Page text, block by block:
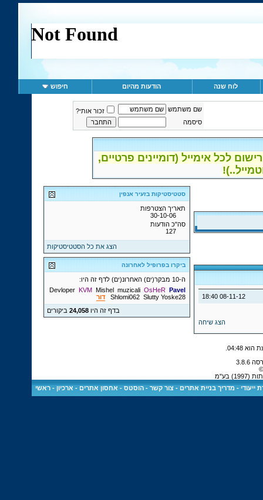
לוח שנה הודעות מהיום חיפוש
שם משתמש
זכור אותי?
סיסמה
לכל אימייל (דומיינים פרטיים,
08-11-12
18:40
הצג שיחה
סטטיסטיקות בזעיר אנפין
תאריך הצטרפות
30-10-06
סה"כ הודעות
127
הצג את כל הסטטיסטיקות
ביקרו בפרופיל לאחרונה
ה-10 מבקר(ים) האחרונ(ים) לדף זה היו:
Devloper KVM Mishel muzicali OsHeR Pavel
Shlomi062 Slutty Yoske28
דור
בדף זה היו24,058 ביקורים
04:48
בע"מ
ייעודי -מדריך בניית אתרים -צור קשר -הוסטס - אחסון אתרים - ארכיון -ראשי